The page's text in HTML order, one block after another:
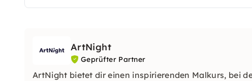
ArtNight
Geprüfter Partner
ArtNight bietet dir einen inspirierenden Malkurs, bei